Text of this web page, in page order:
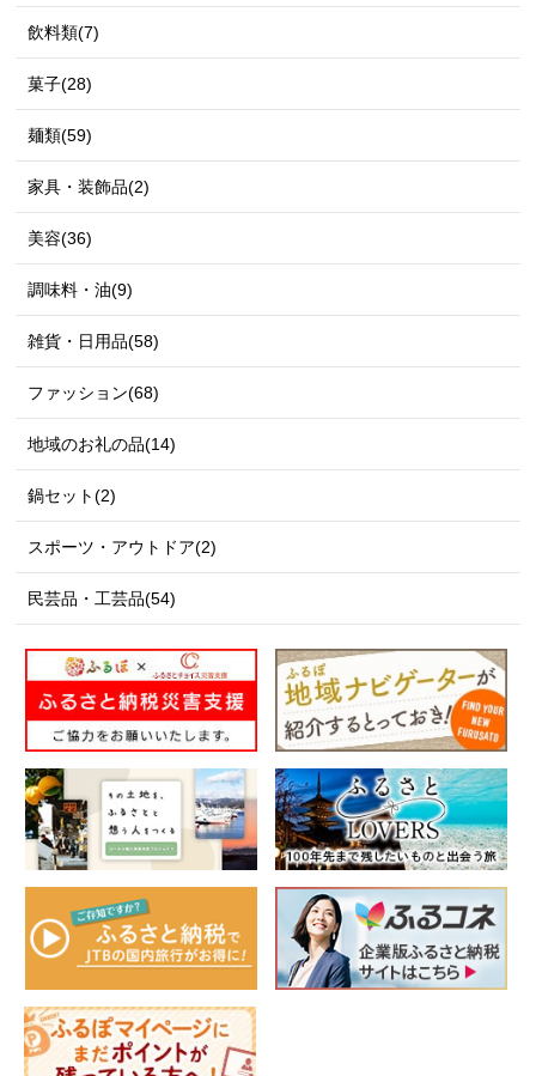
飲料類(7)
菓子(28)
麺類(59)
家具・装飾品(2)
美容(36)
調味料・油(9)
雑貨・日用品(58)
ファッション(68)
地域のお礼の品(14)
鍋セット(2)
スポーツ・アウトドア(2)
民芸品・工芸品(54)